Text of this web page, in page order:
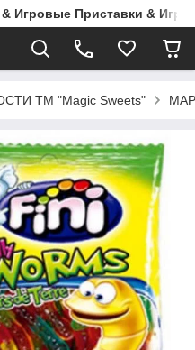
Игровые Приставки & Игры
ТМ "Magic Sweets"